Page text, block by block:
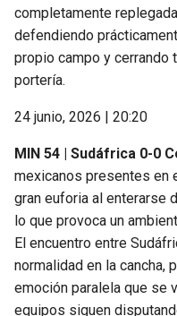
completamente
defendiendo
propio campo y cerrando
portería.
24 junio, 2026 | 20:20
MIN 54 | Sudáfrica 0-0
mexicanos presentes en
gran euforia al enterarse
lo que provoca un
El encuentro entre
normalidad en la cancha,
emoción paralela que se
equipos siguen